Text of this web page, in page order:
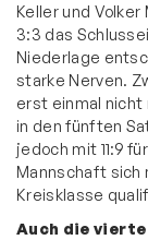
Keller und
3:3 das
Niederlage
starke Nerven.
erst einmal
in den fünften
jedoch mit 11:9
Mannschaft sich
Kreisklasse
Auch die